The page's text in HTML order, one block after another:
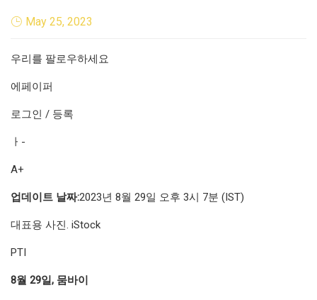
May 25, 2023
우리를 팔로우하세요
에페이퍼
로그인 / 등록
ㅏ-
A+
업데이트 날짜:2023년 8월 29일 오후 3시 7분 (IST)
대표용 사진. iStock
PTI
8월 29일, 뭄바이